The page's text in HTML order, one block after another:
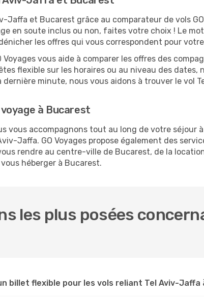
Jaffa et Bucarest grâce au comparateur de vols
en soute inclus ou non, faites votre choix ! Le
les offres qui vous correspondent pour
vous aide à comparer les offres des
flexible sur les horaires ou au niveau des
dernière minute, nous vous aidons à trouver le vol
à Bucarest
vous accompagnons tout au long de votre
Jaffa. GO Voyages propose également des
rendre au centre-ville de Bucarest, de la
héberger à Bucarest.
les plus posées
billet flexible pour les vols reliant Tel Aviv-Jaffa